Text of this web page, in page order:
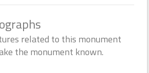
related to this monument
the monument known.